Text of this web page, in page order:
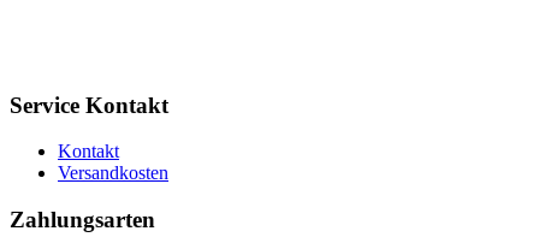
Service Kontakt
Kontakt
Versandkosten
Zahlungsarten